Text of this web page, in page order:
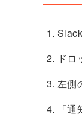
ド
左側
「